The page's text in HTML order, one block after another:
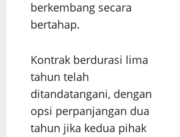
berkembang secara
bertahap.
Kontrak berdurasi lima
tahun telah
ditandatangani, dengan
opsi perpanjangan dua
tahun jika kedua pihak